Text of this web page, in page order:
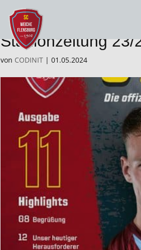
Stadionzeitung 23/
von CODINIT |01.05.2024